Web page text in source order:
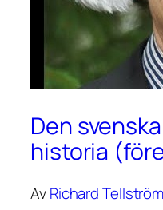
Den
historia
AvRichard Tellström